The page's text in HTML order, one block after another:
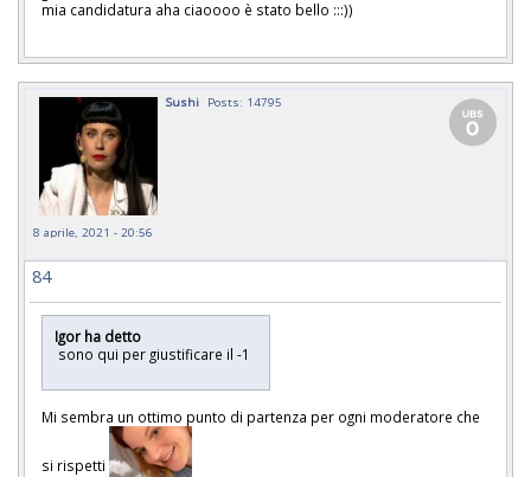
mia candidatura aha ciaoooo è stato bello :::))
Sushi Posts: 14795
8 aprile, 2021 - 20:56
84
Igor ha detto
sono qui per giustificare il -1
Mi sembra un ottimo punto di partenza per ogni moderatore che
si rispetti